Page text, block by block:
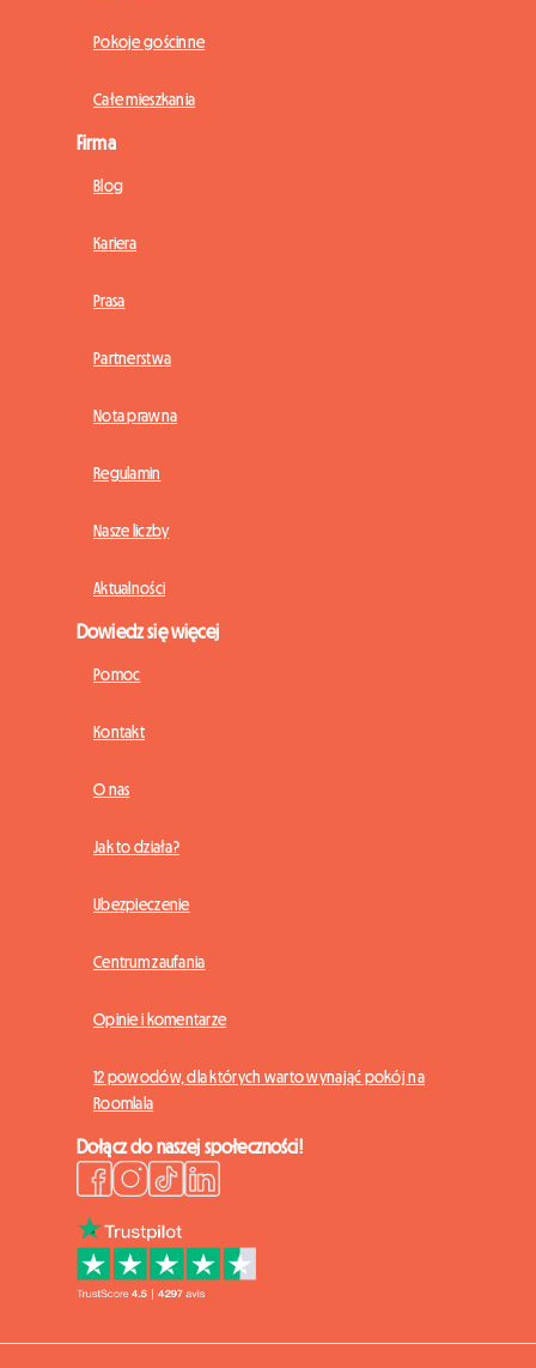
Pokoje gościnne
Całe mieszkania
Firma
Blog
Kariera
Prasa
Partnerstwa
Nota prawna
Regulamin
Nasze liczby
Aktualności
Dowiedz się więcej
Pomoc
Kontakt
O nas
Jak to działa?
Ubezpieczenie
Centrum zaufania
Opinie i komentarze
12 powodów, dla których warto wynająć pokój na
Roomlala
Dołącz do naszej społeczności!